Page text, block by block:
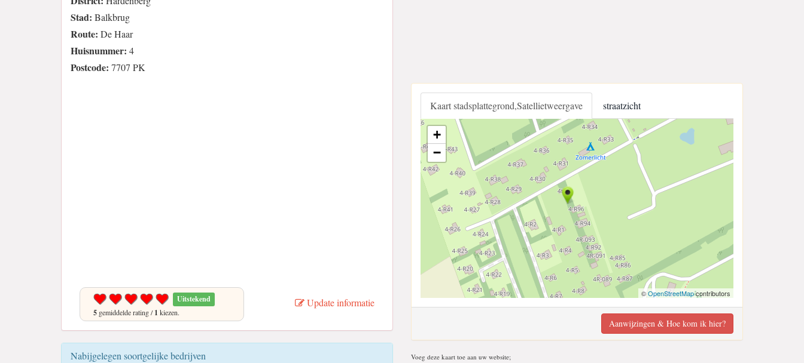
Stad: Balkbrug
Route: De Haar
Huisnummer: 4
Postcode: 7707 PK
Uitstekend
5 gemiddelde rating /1 kiezen.
Update informatie
Nabijgelegen soortgelijke bedrijven
Kaart stadsplattegrond,Satellietweergave straatzicht
+
−
©OpenStreetMapcontributors
Aanwijzingen & Hoe kom ik hier?
Voeg deze kaart toe aan uw website;